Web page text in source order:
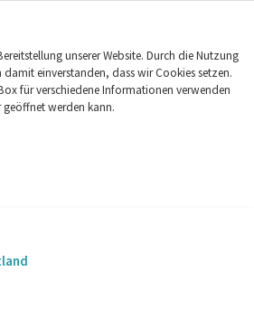
unserer Website. Durch die Nutzung
damit einverstanden, dass wir Cookies setzen.
für verschiedene Informationen verwenden
werden kann.